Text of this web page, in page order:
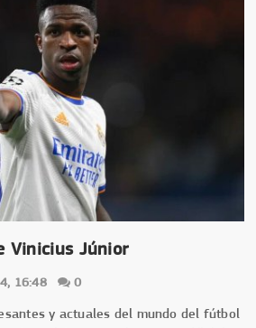
Vinicius Júnior
16:48 0
y actuales del mundo del fútbol